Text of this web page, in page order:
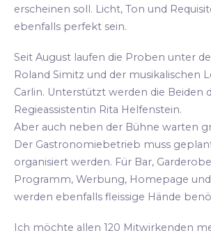
erscheinen soll. Licht, Ton und
ebenfalls perfekt sein.
Seit August laufen die Proben unter
Roland Simitz und der musikalischen
Carlin. Unterstützt werden die Beiden
Regieassistentin Rita Helfenstein.
Aber auch neben der Bühne warten
Der Gastronomiebetrieb muss
organisiert werden. Für Bar,
Programm, Werbung, Homepage
werden ebenfalls fleissige Hände
Ich möchte allen 120 Mitwirkenden